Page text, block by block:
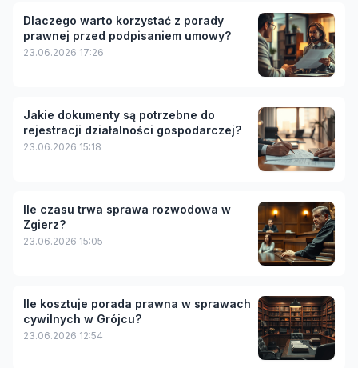
Dlaczego warto korzystać z porady
prawnej przed podpisaniem umowy?
23.06.2026 17:26
Jakie dokumenty są potrzebne do
rejestracji działalności gospodarczej?
23.06.2026 15:18
Ile czasu trwa sprawa rozwodowa w
Zgierz?
23.06.2026 15:05
Ile kosztuje porada prawna w sprawach
cywilnych w Grójcu?
23.06.2026 12:54